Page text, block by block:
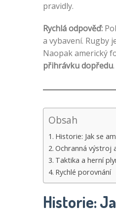
pravidly.
Rychlá odpověď:
a vybavení. Rugby
Naopak americký
přihrávku dopředu
Obsah
Historie: Jak se
Ochranná výstroj
Taktika a herní
Rychlé porovnání
Historie: